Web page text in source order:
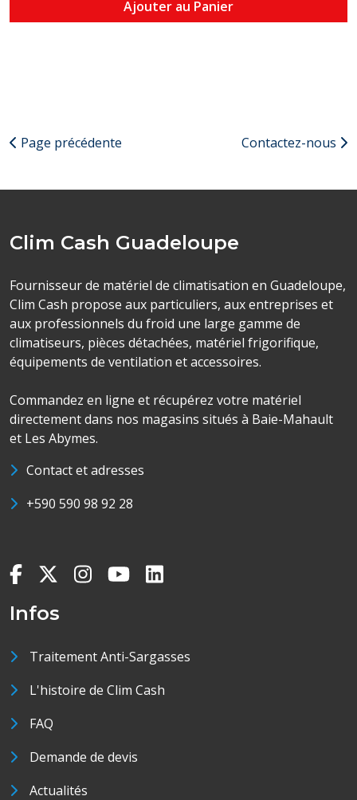
Ajouter au Panier
Page précédente Contactez-nous
Clim Cash Guadeloupe
Fournisseur de matériel de climatisation en Guadeloupe,
Clim Cash propose aux particuliers, aux entreprises et
aux professionnels du froid une large gamme de
climatiseurs, pièces détachées, matériel frigorifique,
équipements de ventilation et accessoires.
Commandez en ligne et récupérez votre matériel
directement dans nos magasins situés à Baie-Mahault
et Les Abymes.
Contact et adresses
+590 590 98 92 28
Infos
Traitement Anti-Sargasses
L'histoire de Clim Cash
FAQ
Demande de devis
Actualités